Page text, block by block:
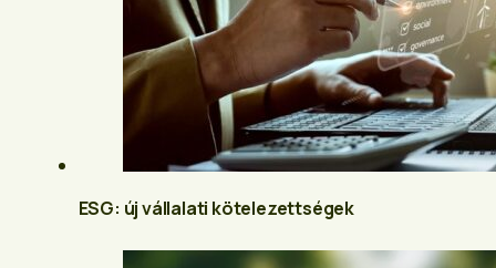
ESG: új vállalati kötelezettségek